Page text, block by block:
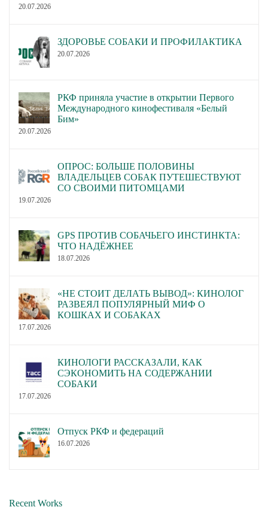
20.07.2026
ЗДОРОВЬЕ СОБАКИ И ПРОФИЛАКТИКА
20.07.2026
РКФ приняла участие в открытии Первого
Международного кинофестиваля «Белый
Бим»
20.07.2026
ОПРОС: БОЛЬШЕ ПОЛОВИНЫ
ВЛАДЕЛЬЦЕВ СОБАК ПУТЕШЕСТВУЮТ
СО СВОИМИ ПИТОМЦАМИ
19.07.2026
GPS ПРОТИВ СОБАЧЬЕГО ИНСТИНКТА:
ЧТО НАДЁЖНЕЕ
18.07.2026
«НЕ СТОИТ ДЕЛАТЬ ВЫВОД»: КИНОЛОГ
РАЗВЕЯЛ ПОПУЛЯРНЫЙ МИФ О
КОШКАХ И СОБАКАХ
17.07.2026
КИНОЛОГИ РАССКАЗАЛИ, КАК
СЭКОНОМИТЬ НА СОДЕРЖАНИИ
СОБАКИ
17.07.2026
Отпуск РКФ и федераций
16.07.2026
Recent Works